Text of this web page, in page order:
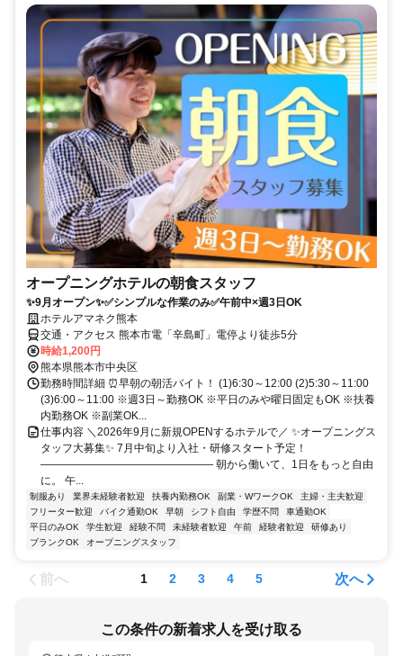
オープニングホテルの朝食スタッフ
✨9月オープン✨✅シンプルな作業のみ✅午前中×週3日OK
ホテルアマネク熊本
交通・アクセス 熊本市電「辛島町」電停より徒歩5分
時給1,200円
熊本県熊本市中央区
勤務時間詳細 ⏰早朝の朝活バイト！ (1)6:30～12:00 (2)5:30～11:00
(3)6:00～11:00 ※週3日～勤務OK ※平日のみや曜日固定もOK ※扶養
内勤務OK ※副業OK...
仕事内容 ＼2026年9月に新規OPENするホテルで／ ✨オープニングス
タッフ大募集✨ 7月中旬より入社・研修スタート予定！
―――――――――――――――― 朝から働いて、1日をもっと自由
に。 午...
制服あり 業界未経験者歓迎 扶養内勤務OK 副業・WワークOK
主婦・主夫歓迎
フリーター歓迎
バイク通勤OK 早朝 シフト自由 学歴不問
車通勤OK
平日のみOK
学生歓迎 経験不問 未経験者歓迎 午前 経験者歓迎
研修あり
ブランクOK
オープニングスタッフ
前へ 1 2 3 4 5 次へ
この条件の新着求人を受け取る